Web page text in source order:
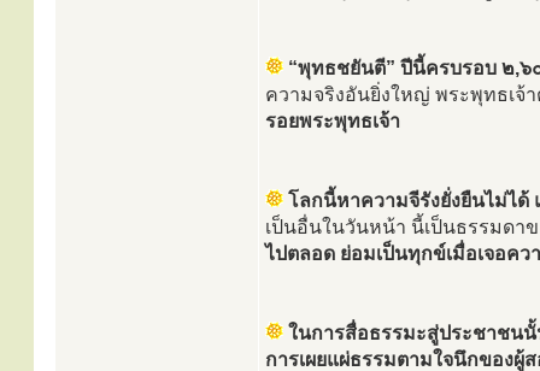
“พุทธชยันตี” ปีนี้ครบรอบ ๒,๖
ความจริงอันยิ่งใหญ่ พระพุทธเจ้
รอยพระพุทธเจ้า
โลกนี้หาความจีรังยั่งยืนไม่ได้
เป็นอื่นในวันหน้า นี้เป็นธรรมดา
ไปตลอด ย่อมเป็นทุกข์เมื่อเจอคว
ในการสื่อธรรมะสู่ประชาชน
การเผยแผ่ธรรมตามใจนึกของผู้